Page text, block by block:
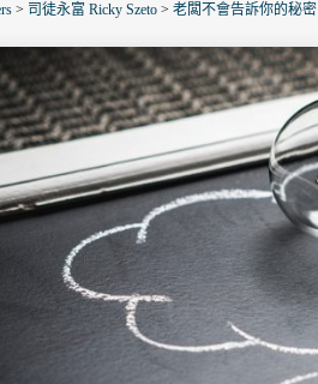
> 司徒永富 Ricky Szeto > 老闆不會告訴你的秘密